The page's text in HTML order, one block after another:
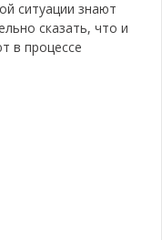
ситуации знают
сказать, что и
в процессе